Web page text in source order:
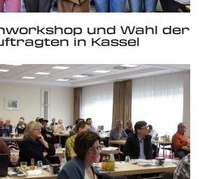
und Wahl der
in Kassel